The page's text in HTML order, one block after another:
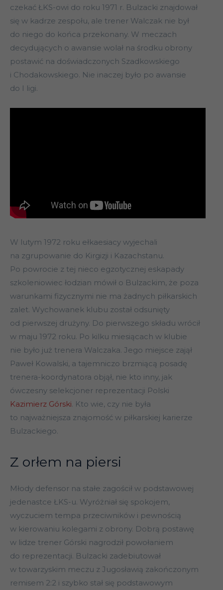
czekać ŁKS-owi do roku 1971 r. Bulzacki znajdował
się w kadrze zespołu, ale trener Walczak nie był
do niego do końca przekonany. W meczach
decydujących o awansie wolał na środku obrony
postawić na doświadczonych Szadkowskiego
i Chodakowskiego. Nie inaczej było po awansie
do I ligi.
W lutym 1972 roku ełkaesiacy wyjechali
na zgrupowanie do Kirgizji i Kazachstanu.
Po powrocie z tej nieco egzotycznej eskapady
szkoleniowiec łodzian mówił o Bulzackim, że poza
warunkami fizycznymi nie ma żadnych piłkarskich
zalet. Wychowanek klubu został odsunięty
od pierwszej drużyny. Do pierwszego składu wrócił
w maju 1972 roku. Po kilku miesiącach w klubie
nie było już trenera Walczaka. Jego miejsce zajął
Paweł Kowalski, a tajemniczo brzmiącą posadę
trenera-koordynatora objął, nie kto inny, jak
ówczesny selekcjoner reprezentacji Polski
Kazimierz Górski. Kto wie, czy nie była
to najważniejsza znajomość w piłkarskiej karierze
Bulzackiego.
Z orłem na piersi
Młody defensor na stałe zagościł w podstawowej
jedenastce ŁKS-u. Wyróżniał się spokojem,
wyczuciem tempa przeciwników i pewnością
w kierowaniu kolegami z obrony. Dobrą postawę
w lidze trener Górski nagrodził powołaniem
do reprezentacji. Bulzacki zadebiutował
w towarzyskim meczu z Jugosławią zakończonym
remisem 2:2 i szybko stał się podstawowym